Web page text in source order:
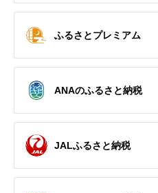
ふるさとプレミアム
ANAのふるさと納税
JALふるさと納税